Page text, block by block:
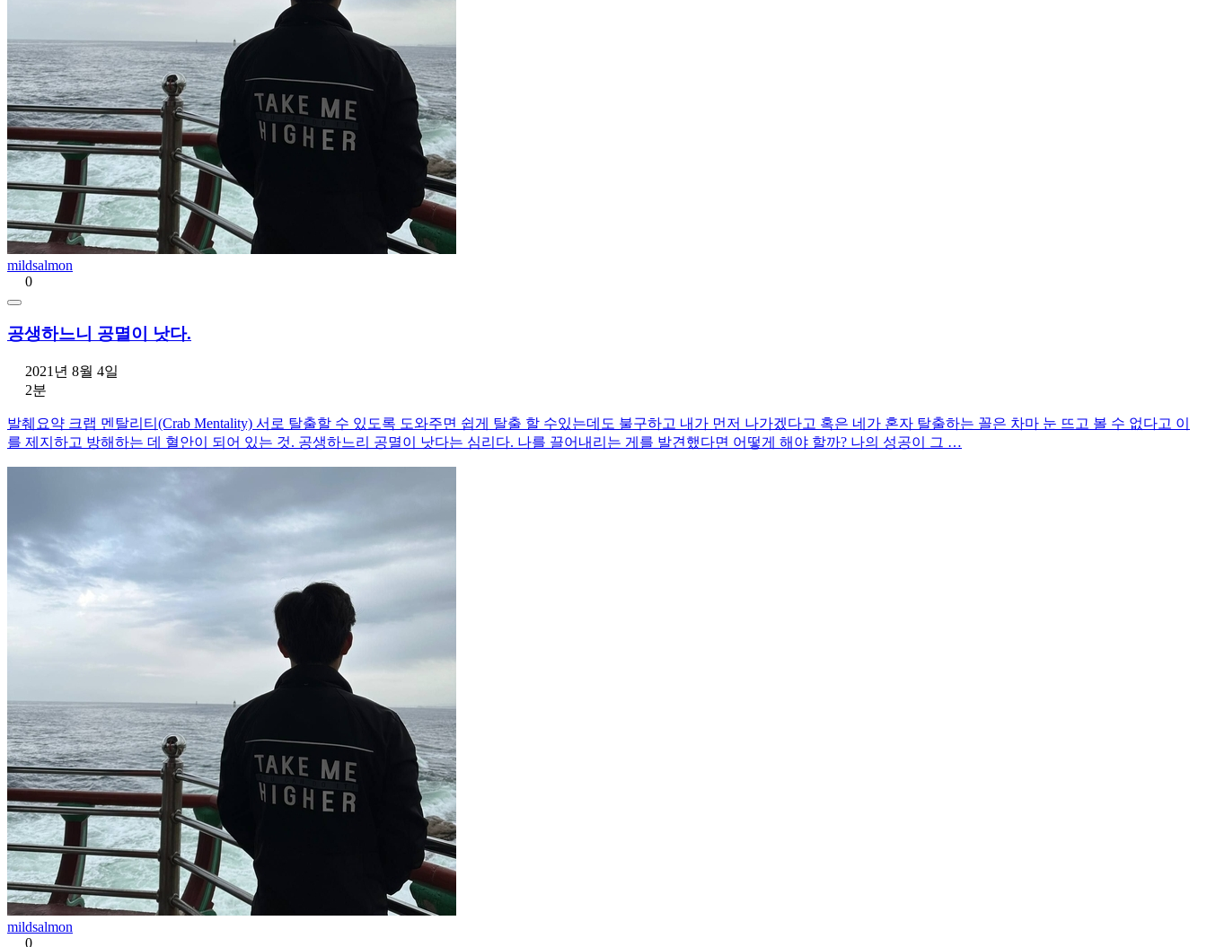
mildsalmon
0
공생하느니 공멸이 낫다.
2021년 8월 4일
2분
발췌요약 크랩 멘탈리티(Crab Mentality) 서로 탈출할 수 있도록 도와주면 쉽게 탈출 할 수있는데도 불구하고 내가 먼저 나가겠다고 혹은 네가 혼자 탈출하는 꼴은 차마 눈 뜨고 볼 수 없다고 이
를 제지하고 방해하는 데 혈안이 되어 있는 것. 공생하느리 공멸이 낫다는 심리다. 나를 끌어내리는 게를 발견했다면 어떻게 해야 할까? 나의 성공이 그 …
mildsalmon
0